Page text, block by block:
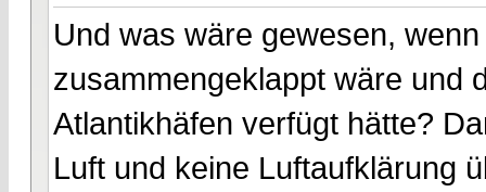
Und was wäre gewesen,
zusammengeklappt wäre und
Atlantikhäfen verfügt hätte?
Luft und keine Luftaufklärung